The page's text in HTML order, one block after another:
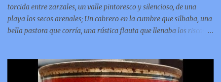
torcida entre zarzales, un valle pintoresco y silencioso, de una
playa los secos arenales; Un cabrero en la cumbre que silbaba, una
bella pastora que corría, una rústica flauta que llenaba los riscos y